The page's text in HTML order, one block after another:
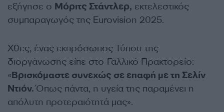
εξήγησε ο Μόριτς Στάντλερ, εκτελεστικός
συμπαραγωγός της Eurovision 2025.
Χθες, ένας εκπρόσωπος Τύπου της
διοργάνωσης είπε στο Γαλλικό Πρακτορείο:
«Βρισκόμαστε συνεχώς σε επαφή με τη Σελίν
Ντιόν.Όπως πάντα, η υγεία της παραμένει η
απόλυτη προτεραιότητά μας».